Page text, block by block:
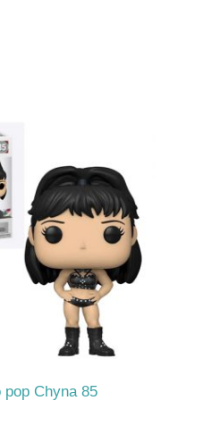
pop Chyna 85